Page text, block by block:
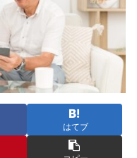
はてブ